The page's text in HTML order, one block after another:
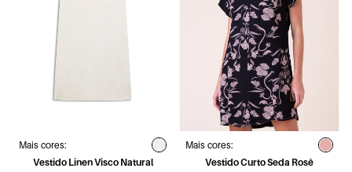
Mais cores:
Vestido Linen Visco Natural
Mais cores:
Vestido Curto Seda Rosê